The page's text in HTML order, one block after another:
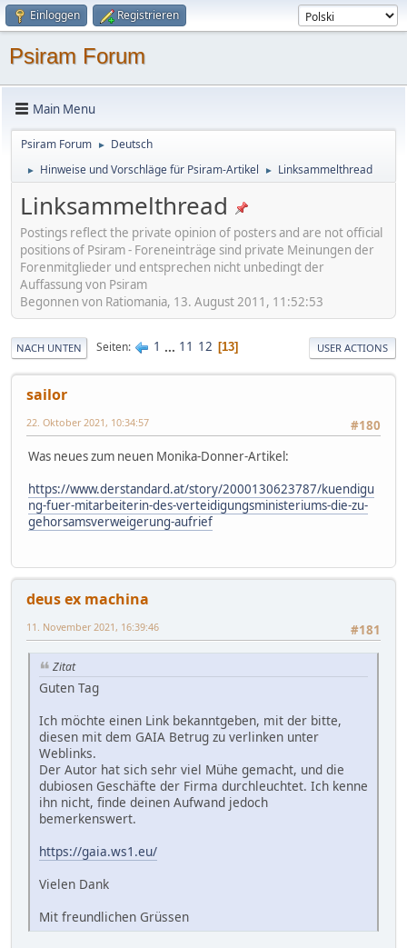
Einloggen Registrieren
Psiram Forum
Main Menu
Psiram Forum ► Deutsch
► Hinweise und Vorschläge für Psiram-Artikel ► Linksammelthread
Linksammelthread
Postings reflect the private opinion of posters and are not official
positions of Psiram - Foreneinträge sind private Meinungen der
Forenmitglieder und entsprechen nicht unbedingt der
Auffassung von Psiram
Begonnen von Ratiomania, 13. August 2011, 11:52:53
NACH UNTEN Seiten 1 ... 11 12 13 USER ACTIONS
sailor
#180
22. Oktober 2021, 10:34:57
Was neues zum neuen Monika-Donner-Artikel:
https://www.derstandard.at/story/2000130623787/kuendigu
ng-fuer-mitarbeiterin-des-verteidigungsministeriums-die-zu-
gehorsamsverweigerung-aufrief
deus ex machina
#181
11. November 2021, 16:39:46
Zitat
Guten Tag
Ich möchte einen Link bekanntgeben, mit der bitte,
diesen mit dem GAIA Betrug zu verlinken unter
Weblinks.
Der Autor hat sich sehr viel Mühe gemacht, und die
dubiosen Geschäfte der Firma durchleuchtet. Ich kenne
ihn nicht, finde deinen Aufwand jedoch
bemerkenswert.
https://gaia.ws1.eu/
Vielen Dank
Mit freundlichen Grüssen